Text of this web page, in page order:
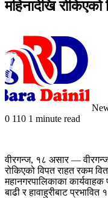
महिनादेखि
0 110 1 minute read
वीरगन्ज, १८ असार — वीरगन्ज
रोकिएको विपत राहत रकम
महानगरपालिकाका
बाढी र हावाहुरीबाट